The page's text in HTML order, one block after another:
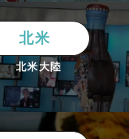
北米
北米大陸